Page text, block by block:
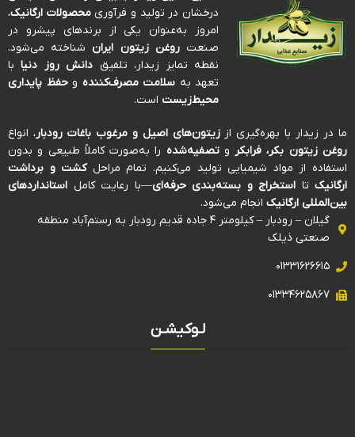
درخشان در تولید و فرآوریمحصولات ارگانیک،
امروز به‌عنوان یکی از برندهای پیشرو در
صنعتروغن زیتون ایرانشناخته می‌شود.
نقطه تمایز زیدار، تلفیق دانش روز دنیابا
تعهد به سلامت مصرف‌کننده وحفظ پایداری
محیط‌زیست است.
ما در زیدار با بهره‌گیری اززیتون‌های اصیل و مرغوب باغات رودبار، انواع
روغن زیتون بکر، فرابکر وتصفیه‌شده را به‌صورت کاملاً طبیعی و بدون
استفاده از مواد شیمیایی تولید می‌کنیم. تمام مراحلکشت و برداشت
ارگانیک تا استخراج و بسته‌بندی حرفه‌ای—با رعایت کامل استانداردهای
بین‌المللی ارگانیک انجام می‌شود.
گیلان – رودبار – کیلومتر ۴ جاده قدیم رودبار به رستم‌آباد منطقه
صنعتی ذیلک
۰۱۳۳۱۶۲۶۶۱۵
۰۱۳۳۴۶۲۵۸۶۷
لـوکیشـن